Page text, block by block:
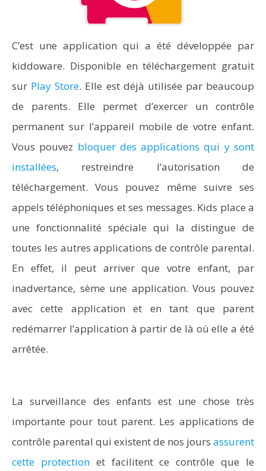
C’est une application qui a été développée par
kiddoware. Disponible en téléchargement gratuit
sur Play Store. Elle est déjà utilisée par beaucoup
de parents. Elle permet d’exercer un contrôle
permanent sur l’appareil mobile de votre enfant.
Vous pouvez bloquer des applications qui y sont
installées, restreindre l’autorisation de
téléchargement. Vous pouvez même suivre ses
appels téléphoniques et ses messages. Kids place a
une fonctionnalité spéciale qui la distingue de
toutes les autres applications de contrôle parental.
En effet, il peut arriver que votre enfant, par
inadvertance, sème une application. Vous pouvez
avec cette application et en tant que parent
redémarrer l’application à partir de là où elle a été
arrêtée.
La surveillance des enfants est une chose très
importante pour tout parent. Les applications de
contrôle parental qui existent de nos jours assurent
cette protectionet facilitent ce contrôle que le